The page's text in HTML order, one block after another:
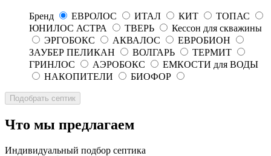
Бренд ЕВРОЛОС ИТАЛ КИТ
ТОПАС
ЮНИЛОС АСТРА
ТВЕРЬ
Кессон для скважины
ЭРГОБОКС
АКВАЛОС
ЕВРОБИОН
ЗАУБЕР ПЕЛИКАН
ВОЛГАРЬ
ТЕРМИТ
ГРИНЛОС
АЭРОБОКС
ЕМКОСТИ для ВОДЫ
НАКОПИТЕЛИ
БИОФОР
Что мы предлагаем
Индивидуальный подбор септика